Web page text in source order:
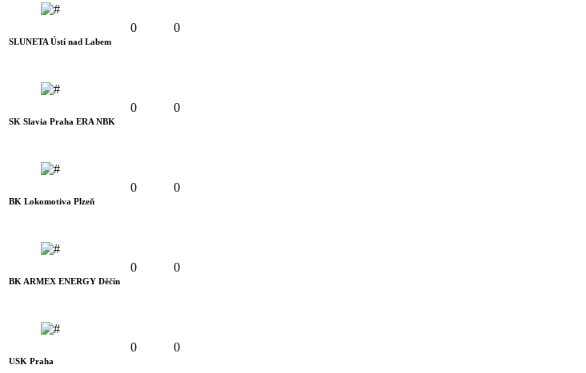
SLUNETA Ústí nad Labem
0 0
SK Slavia Praha ERA NBK
0 0
BK Lokomotiva Plzeň
0 0
BK ARMEX ENERGY Děčín
0 0
USK Praha
0 0